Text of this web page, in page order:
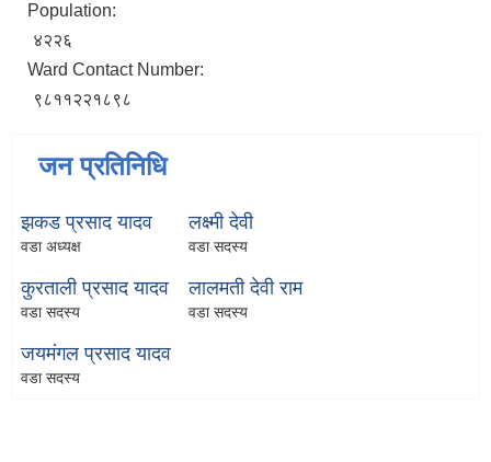
Population:
४२२६
Ward Contact Number:
९८११२२१८९८
जन प्रतिनिधि
झकड प्रसाद यादव
वडा अध्यक्ष
लक्ष्मी देवी
वडा सदस्य
कुरताली प्रसाद यादव
वडा सदस्य
लालमती देवी राम
वडा सदस्य
जयमंगल प्रसाद यादव
वडा सदस्य